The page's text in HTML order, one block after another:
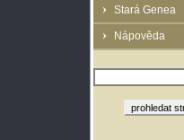
Stará Genea
Nápověda